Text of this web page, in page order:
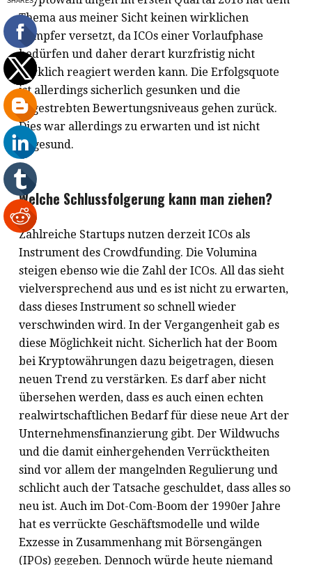
Thema aus meiner Sicht keinen wirklichen
Dämpfer versetzt, da ICOs einer Vorlaufphase
bedürfen und daher derart kurzfristig nicht
wirklich reagiert werden kann. Die Erfolgsquote
ist allerdings sicherlich gesunken und die
angestrebten Bewertungsniveaus gehen zurück.
Dies war allerdings zu erwarten und ist nicht
ungesund.
Welche Schlussfolgerung kann man ziehen?
Zahlreiche Startups nutzen derzeit ICOs als
Instrument des Crowdfunding. Die Volumina
steigen ebenso wie die Zahl der ICOs. All das sieht
vielversprechend aus und es ist nicht zu erwarten,
dass dieses Instrument so schnell wieder
verschwinden wird. In der Vergangenheit gab es
diese Möglichkeit nicht. Sicherlich hat der Boom
bei Kryptowährungen dazu beigetragen, diesen
neuen Trend zu verstärken. Es darf aber nicht
übersehen werden, dass es auch einen echten
realwirtschaftlichen Bedarf für diese neue Art der
Unternehmensfinanzierung gibt. Der Wildwuchs
und die damit einhergehenden Verrücktheiten
sind vor allem der mangelnden Regulierung und
schlicht auch der Tatsache geschuldet, dass alles so
neu ist. Auch im Dot-Com-Boom der 1990er Jahre
hat es verrückte Geschäftsmodelle und wilde
Exzesse in Zusammenhang mit Börsengängen
(IPOs) gegeben. Dennoch würde heute niemand